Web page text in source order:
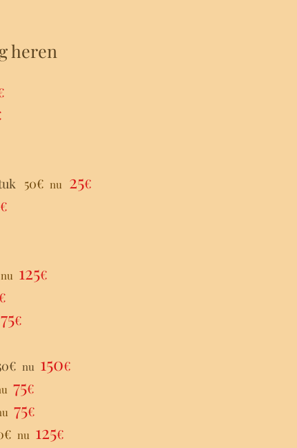
heren
50€ nu 25€
€
nu 125€
75€
nu 150€
75€
75€
€ nu 125€